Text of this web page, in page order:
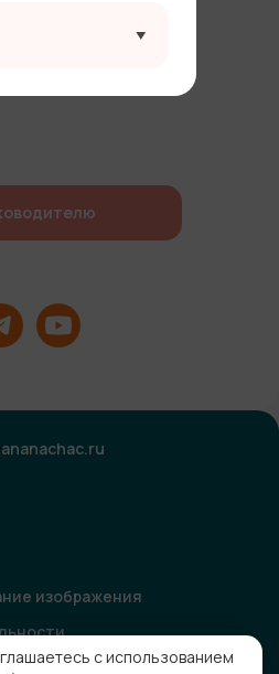
изображения
и информационной
с использованием